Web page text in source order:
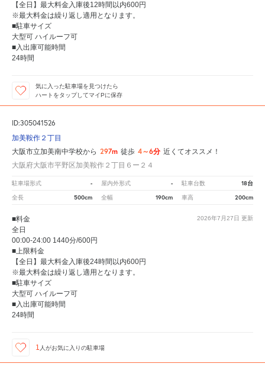
【全日】最大料金入庫後12時間以内600円
※最大料金は繰り返し適用となります。
■駐車サイズ
大型可 ハイルーフ可
■入出庫可能時間
24時間
気に入った駐車場を見つけたら
ハートをタップしてマイPに保存
ID:305041526
加美鞍作２丁目
大阪市立加美南中学校から 297m 徒歩 4～6分 近くてオススメ！
大阪府大阪市平野区加美鞍作２丁目６ー２４
駐車場形式 - 屋内外形式 - 駐車台数 18台
全長 500cm 全幅 190cm 車高 200cm
2026年7月27日 更新
■料金
全日
00:00-24:00 1440分/600円
■上限料金
【全日】最大料金入庫後24時間以内600円
※最大料金は繰り返し適用となります。
■駐車サイズ
大型可 ハイルーフ可
■入出庫可能時間
24時間
1 人がお気に入りの駐車場